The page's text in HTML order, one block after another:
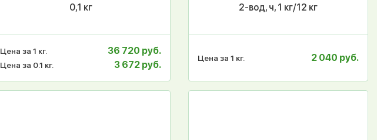
0,1 кг
Цена за 1 кг. 36 720 руб.
Цена за 0.1 кг. 3 672 руб.
2-вод, ч, 1 кг/12 кг
Цена за 1 кг. 2 040 руб.